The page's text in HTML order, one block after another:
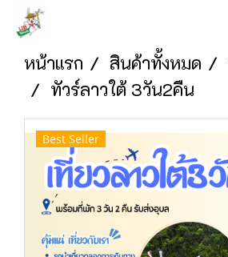
หน้าแรก สินค้าทั้งหมด
ทัวร์ลาวใต้ 3วัน2คืน
Best Seller